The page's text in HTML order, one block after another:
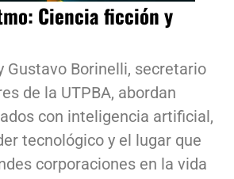
Ciencia ficción y
Gustavo Borinelli, secretario
de la UTPBA, abordan
con inteligencia artificial,
tecnológico y el lugar que
corporaciones en la vida